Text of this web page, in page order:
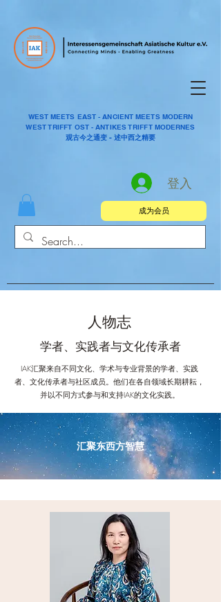
WEST MEETS EAST - ANCIENT MEETS MODERN
WEST TRIFFT OST - ANTIKES TRIFFT MODERNES
观古今之通变 - 述中西之精要
登入
成为会员
人物志
学者、实践者与文化传承者
IAK汇聚来自不同文化、学术与专业背景的学者、实践
者、文化传承者与社区成员。他们在各自领域长期耕耘，
并以不同方式参与和支持IAK的文化实践。
汇聚东西方智慧